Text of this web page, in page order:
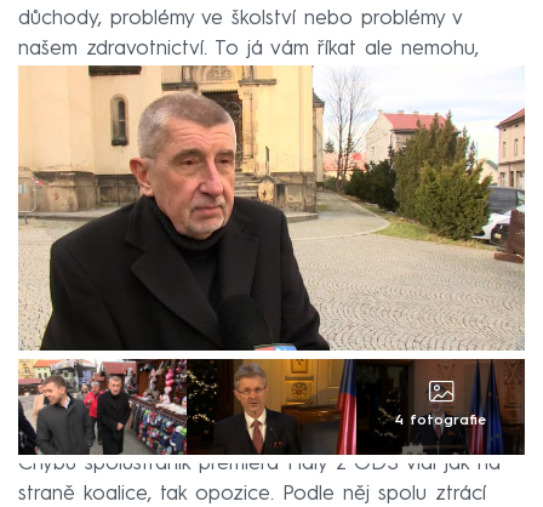
důchody, problémy ve školství nebo problémy v
našem zdravotnictví. To já vám říkat ale nemohu,
nebudu vám lhát,“ sdělil v poselství Vystrčil.
4 fotografie
Chybu spolustraník premiéra Fialy z ODS vidí jak na
straně koalice, tak opozice. Podle něj spolu ztrácí